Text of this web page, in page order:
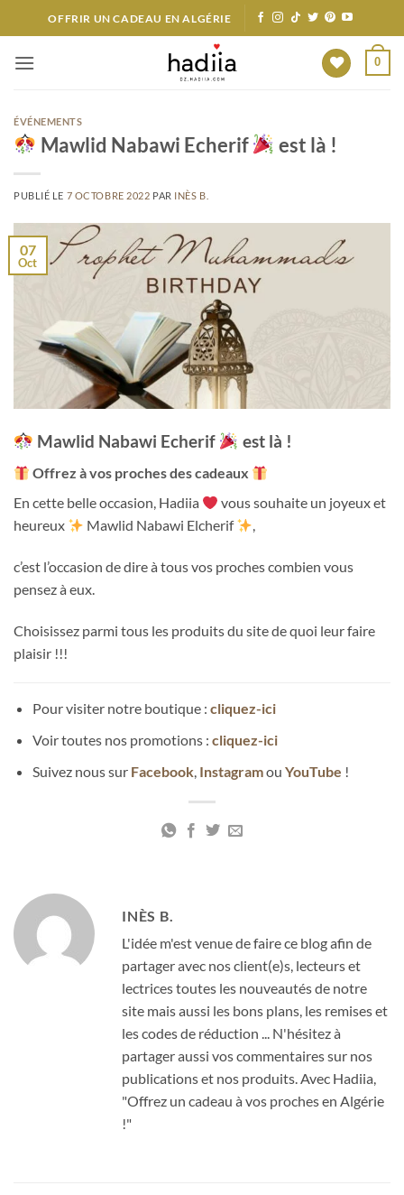
au
contenu
OFFRIR UN CADEAU EN ALGÉRIE
0
ÉVÉNEMENTS
Mawlid Nabawi Echerif est là !
PUBLIÉ LE 7 OCTOBRE 2022 PAR INÈS B.
07
Oct
Mawlid Nabawi Echerif est là !
Offrez à vos proches des cadeaux
En cette belle occasion, Hadiia
vous souhaite un joyeux et
heureux
Mawlid Nabawi Elcherif ,
c’est l’occasion de dire à tous vos proches combien vous
pensez à eux.
Choisissez parmi tous les produits du site de quoi leur faire
plaisir !!!
Pour visiter notre boutique : cliquez-ici
Voir toutes nos promotions : cliquez-ici
Suivez nous sur Facebook, Instagramou YouTube !
INÈS B.
L'idée m'est venue de faire ce blog afin de
partager avec nos client(e)s, lecteurs et
lectrices toutes les nouveautés de notre
site mais aussi les bons plans, les remises et
les codes de réduction ... N'hésitez à
partager aussi vos commentaires sur nos
publications et nos produits. Avec Hadiia,
"Offrez un cadeau à vos proches en Algérie
!"